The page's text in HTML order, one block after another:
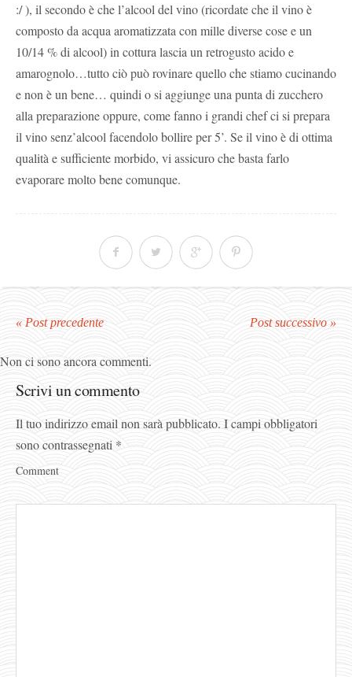
:/ ), il secondo è che l’alcool del vino (ricordate che il vino è
composto da acqua aromatizzata con mille diverse cose e un
10/14 % di alcool) in cottura lascia un retrogusto acido e
amarognolo…tutto ciò può rovinare quello che stiamo cucinando
e non è un bene… quindi o si aggiunge una punta di zucchero
alla preparazione oppure, come fanno i grandi chef ci si prepara
il vino senz’alcool facendolo bollire per 5’. Se il vino è di ottima
qualità e sufficiente morbido, vi assicuro che basta farlo
evaporare molto bene comunque.
« Post precedente Post successivo »
Non ci sono ancora commenti.
Scrivi un commento
Il tuo indirizzo email non sarà pubblicato. I campi obbligatori
sono contrassegnati *
Comment